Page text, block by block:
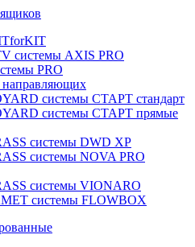
системы AXIS PRO
PRO
направляющих
системы СТАРТ стандарт
системы СТАРТ прямые
системы DWD XP
системы NOVA PRO
системы VIONARO
системы FLOWBOX